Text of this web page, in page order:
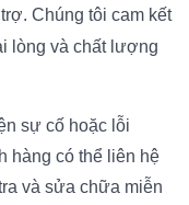
Chúng tôi cam kết
lòng và chất lượng
sự cố hoặc lỗi
hàng có thể liên hệ
và sửa chữa miễn